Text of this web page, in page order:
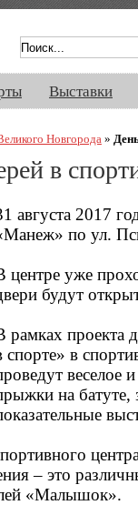
Выставки
Новгорода »
в
августа 2017
по ул.
центре уже
будут
рамках проекта
спорте» в
веселое
на
– это
«Малышок».